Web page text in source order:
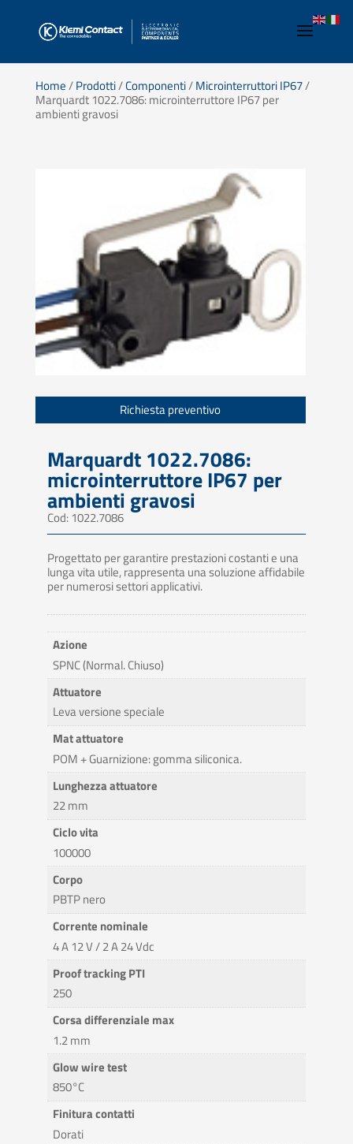
Home/Prodotti/Componenti/Microinterruttori IP67/
Marquardt 1022.7086: microinterruttore IP67 per
ambienti gravosi
Richiesta preventivo
Marquardt 1022.7086:
microinterruttore IP67 per
ambienti gravosi
Cod: 1022.7086
Progettato per garantire prestazioni costanti e una
lunga vita utile, rappresenta una soluzione affidabile
per numerosi settori applicativi.
Azione
SPNC (Normal. Chiuso)
Attuatore
Leva versione speciale
Mat attuatore
POM + Guarnizione: gomma siliconica.
Lunghezza attuatore
22 mm
Ciclo vita
100000
Corpo
PBTP nero
Corrente nominale
4 A 12 V / 2 A 24 Vdc
Proof tracking PTI
250
Corsa differenziale max
1.2 mm
Glow wire test
850°C
Finitura contatti
Dorati